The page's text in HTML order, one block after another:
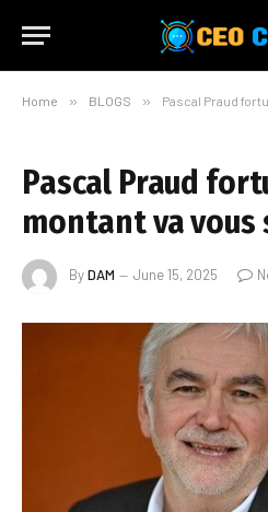
Home » BLOGS » Pascal Praud
Pascal Praud
montant va vous
ByDAM June 15, 2025